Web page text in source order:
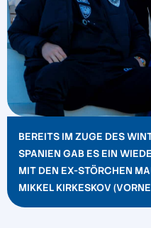
BEREITS IM ZUGE DES
SPANIEN GAB ES EIN
MIT DEN EX-STÖRCHEN
MIKKEL KIRKESKOV (VORNE